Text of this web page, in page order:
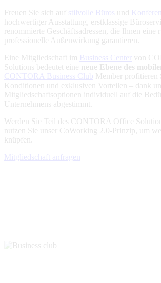
Freuen Sie sich auf stilvolle Büros und
hochwertiger Ausstattung, erstklassige
renommierte Geschäftsadressen, die Ihnen eine
professionelle Außenwirkung garantieren.
Eine Mitgliedschaft im Business Center
von
Solutions bedeutet eine neue Ebene des
CONTORA Business Club Member profitieren
Konditionen und exklusiven Vorteilen – dank
Mitgliedschaftsoptionen individuell auf die
Unternehmens abgestimmt.
Werden Sie Teil des CONTORA Office
nutzen Sie unser CoWorking 2.0-Prinzip, um
knüpfen.
Mitgliedschaft anfragen